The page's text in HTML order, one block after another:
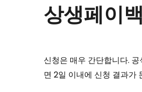
상생페이
신청은 매우 간단합니다.
면 2일 이내에 신청 결과가